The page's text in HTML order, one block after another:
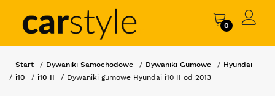
0
Start Dywaniki Samochodowe Dywaniki Gumowe
Hyundai
i10
i10 II Dywaniki gumowe Hyundai i10 II od 2013